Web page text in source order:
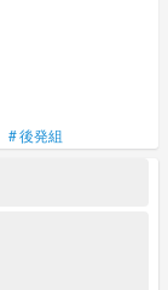
#後発組